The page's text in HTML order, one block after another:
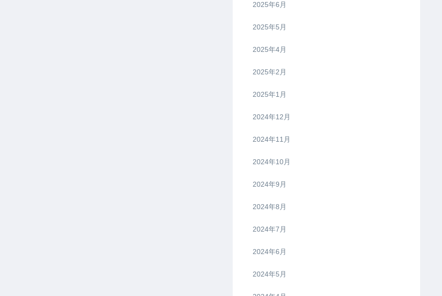
2025年6月
2025年5月
2025年4月
2025年2月
2025年1月
2024年12月
2024年11月
2024年10月
2024年9月
2024年8月
2024年7月
2024年6月
2024年5月